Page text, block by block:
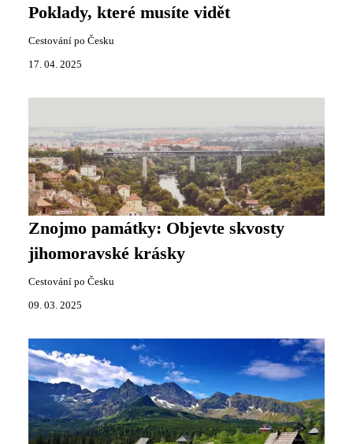
Poklady, které musíte vidět
Cestování po Česku
17. 04. 2025
Znojmo památky: Objevte skvosty
jihomoravské krásky
Cestování po Česku
09. 03. 2025